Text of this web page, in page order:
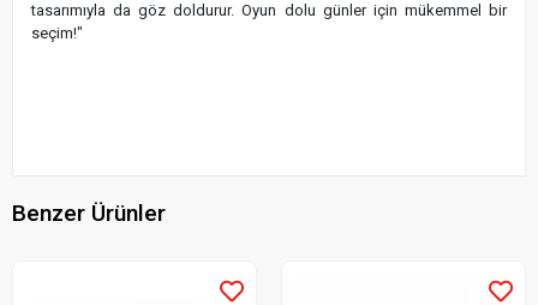
tasarımıyla da göz doldurur. Oyun dolu günler için mükemmel bir
seçim!"
Benzer Ürünler